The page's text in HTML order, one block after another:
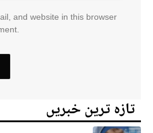
and website in this browser
تازہ ترین خبریں